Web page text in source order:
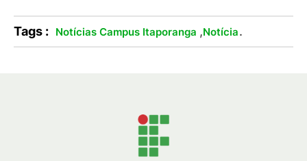
Tags : Notícias Campus Itaporanga ,Notícia.